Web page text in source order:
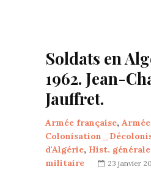
Soldats en
1962. Jean-
Jauffret.
Armée française,
d'Algérie, Hist. générale
militaire
23 janvier